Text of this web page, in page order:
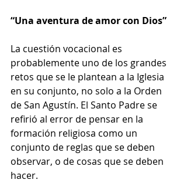
“Una aventura de amor con Dios”
La cuestión vocacional es
probablemente uno de los grandes
retos que se le plantean a la Iglesia
en su conjunto, no solo a la Orden
de San Agustín. El Santo Padre se
refirió al error de pensar en la
formación religiosa como un
conjunto de reglas que se deben
observar, o de cosas que se deben
hacer.